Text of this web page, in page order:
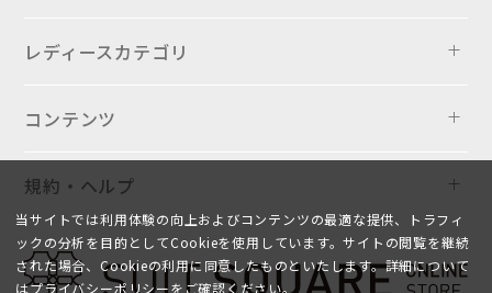
レディースカテゴリ
コンテンツ
規約・ヘルプ
当サイトでは利用体験の向上およびコンテンツの最適な提供、トラフィ
ックの分析を目的としてCookieを使用しています。サイトの閲覧を継続
された場合、Cookieの利用に同意したものといたします。詳細について
はプライバシーポリシーをご確認ください。